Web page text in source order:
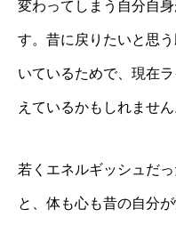
変わってしまう自分自
す。昔に戻りたいと思
いているためで、現在
えているかもしれません
若くエネルギッシュだ
と、体も心も昔の自分